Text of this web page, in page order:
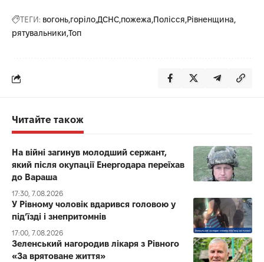
ТЕГИ: вогонь горілоДСНС пожежа Полісся Рівненщина
рятувальники Топ
Читайте також
На війні загинув молодший сержант,
який після окупації Енергодара переїхав
до Вараша
17:30, 7.08.2026
У Рівному чоловік вдарився головою у
під’їзді і знепритомнів
17:00, 7.08.2026
Зеленський нагородив лікаря з Рівного
«За врятоване життя»